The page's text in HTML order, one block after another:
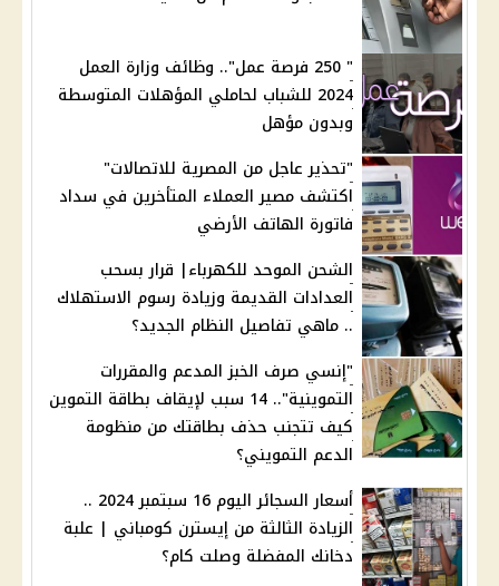
" 250 فرصة عمل".. وظائف وزارة العمل
2024 للشباب لحاملي المؤهلات المتوسطة
وبدون مؤهل
"تحذير عاجل من المصرية للاتصالات"
اكتشف مصير العملاء المتأخرين في سداد
فاتورة الهاتف الأرضي
الشحن الموحد للكهرباء| قرار بسحب
العدادات القديمة وزيادة رسوم الاستهلاك
.. ماهي تفاصيل النظام الجديد؟
"إنسي صرف الخبز المدعم والمقررات
التموينية".. 14 سبب لإيقاف بطاقة التموين
كيف تتجنب حذف بطاقتك من منظومة
الدعم التمويني؟
أسعار السجائر اليوم 16 سبتمبر 2024 ..
الزيادة الثالثة من إيسترن كومباني | علبة
دخانك المفضلة وصلت كام؟